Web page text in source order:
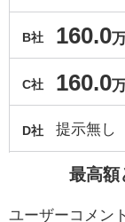
B社 160.0
C社 160.0
D社 提示無し
最高額
ユーザーコメント